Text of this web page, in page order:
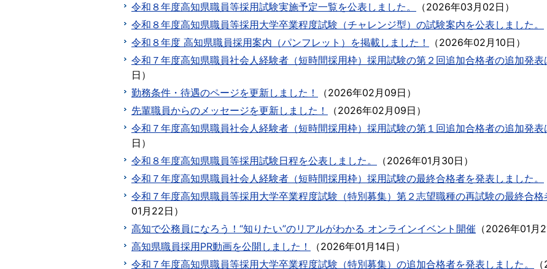
令和８年度高知県職員等採用試験実施予定一覧を公表しました。
（2026年03月02日 ）
令和８年度高知県職員等採用大学卒業程度試験（チャレンジ型）の試験案内を公表しました。
令和８年度 高知県職員採用案内（パンフレット）を掲載しました！
（2026年02月10日 ）
令和７年度高知県職員社会人経験者（短時間採用枠）採用試験の第２回追加合格者の追加発表
日 ）
勤務条件・待遇のページを更新しました！
（2026年02月09日 ）
先輩職員からのメッセージを更新しました！
（2026年02月09日 ）
令和７年度高知県職員社会人経験者（短時間採用枠）採用試験の第１回追加合格者の追加発表
日 ）
令和８年度高知県職員等採用試験日程を公表しました。
（2026年01月30日 ）
令和７年度高知県職員社会人経験者（短時間採用枠）採用試験の最終合格者を発表しました。
令和７年度高知県職員等採用大学卒業程度試験（特別募集）第２志望職種の再試験の最終合格
01月22日 ）
高知で公務員になろう！“知りたい”のリアルがわかる オンラインイベント開催 （2026年01月
高知県職員採用PR動画を公開しました！
（2026年01月14日 ）
令和７年度高知県職員等採用大学卒業程度試験（特別募集）の追加合格者を発表しました。
（